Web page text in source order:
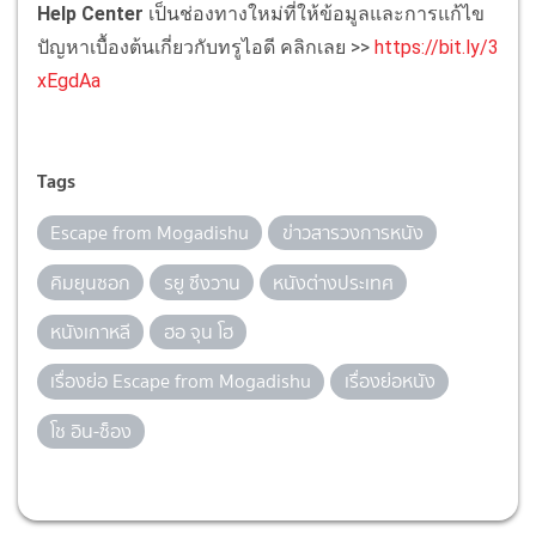
Help Center เป็นช่องทางใหม่ที่ให้ข้อมูลและการแก้ไข
ปัญหาเบื้องต้นเกี่ยวกับทรูไอดี คลิกเลย >> https://bit.ly/3
xEgdAa
Tags
Escape from Mogadishu
ข่าวสารวงการหนัง
คิมยุนซอก
รยู ซึงวาน
หนังต่างประเทศ
หนังเกาหลี
ฮอ จุน โฮ
เรื่องย่อ Escape from Mogadishu
เรื่องย่อหนัง
โช อิน-ซ็อง